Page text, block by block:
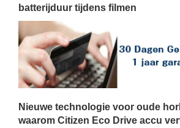
batterijduur tijdens filmen
Nieuwe technologie voor oude
waarom Citizen Eco Drive accu